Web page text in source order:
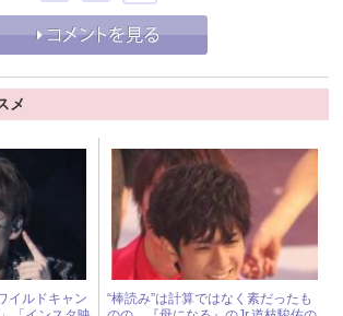
メ
イルドキャン
“棒読み”は計算ではなく素だったも